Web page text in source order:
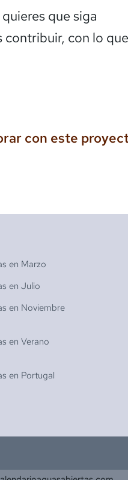
que siga
contribuir, con lo que
con este
en Marzo
en Julio
en Noviembre
en Verano
en Portugal